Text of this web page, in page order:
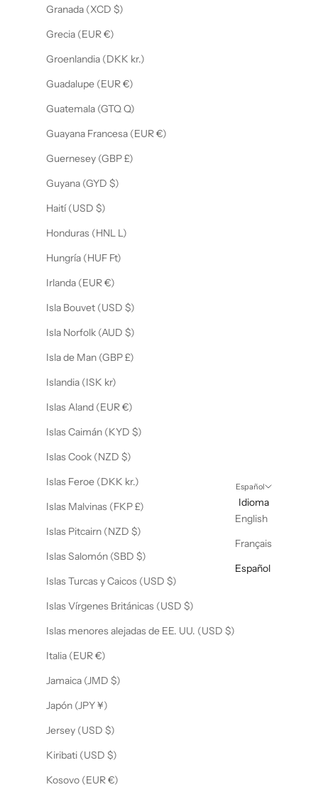
Granada (XCD $)
Grecia (EUR €)
Groenlandia (DKK kr.)
Guadalupe (EUR €)
Guatemala (GTQ Q)
Guayana Francesa (EUR €)
Guernesey (GBP £)
Guyana (GYD $)
Haití (USD $)
Honduras (HNL L)
Hungría (HUF Ft)
Irlanda (EUR €)
Isla Bouvet (USD $)
Isla Norfolk (AUD $)
Isla de Man (GBP £)
Islandia (ISK kr)
Islas Aland (EUR €)
Islas Caimán (KYD $)
Islas Cook (NZD $)
Islas Feroe (DKK kr.)
Islas Malvinas (FKP £)
Islas Pitcairn (NZD $)
Islas Salomón (SBD $)
Islas Turcas y Caicos (USD $)
Islas Vírgenes Británicas (USD $)
Islas menores alejadas de EE. UU. (USD $)
Italia (EUR €)
Jamaica (JMD $)
Japón (JPY ¥)
Jersey (USD $)
Kiribati (USD $)
Kosovo (EUR €)
Español
Idioma
English
Français
Español